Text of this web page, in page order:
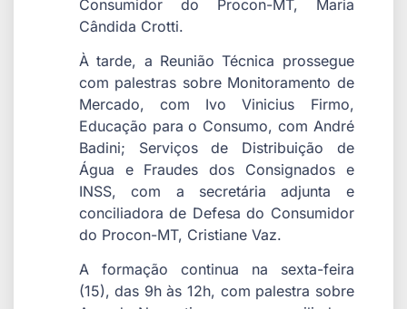
Consumidor do Procon-MT, Maria
Cândida Crotti.
À tarde, a Reunião Técnica prossegue
com palestras sobre Monitoramento de
Mercado, com Ivo Vinicius Firmo,
Educação para o Consumo, com André
Badini; Serviços de Distribuição de
Água e Fraudes dos Consignados e
INSS, com a secretária adjunta e
conciliadora de Defesa do Consumidor
do Procon-MT, Cristiane Vaz.
A formação continua na sexta-feira
(15), das 9h às 12h, com palestra sobre